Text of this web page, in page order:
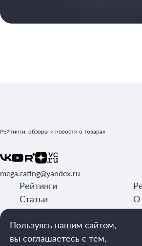
Рейтинги, обзоры и новости о товарах
mega.rating@yandex.ru
Рейтинги
Статьи
Обзоры
Авторы
О
Обращаем внимание: рейтинги
Пользуясь нашим сайтом,
вы соглашаетесь с тем,